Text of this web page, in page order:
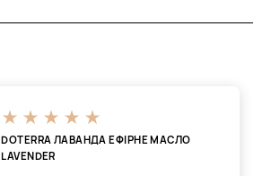
DOTERRA ЛАВАНДА ЕФІРНЕ МАСЛО
LAVENDER